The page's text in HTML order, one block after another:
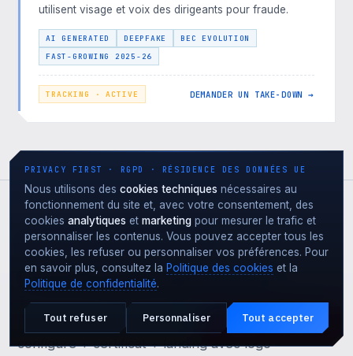
utilisent visage et voix des dirigeants pour fraude.
AI GENERATED DEEPFAKE
BEC EVOLUTION
FAST-GROWING 2025-26
TRACKING · ACTIVE DEMANDER UN TAKE-DOWN →
SEVERITY · MÉTHODOLOGIE
Priorité basée sur l'intent.
Tous les domaines look-alike ne se valent pas. La
priorité est donnée par l'intent : domaine avec MX
configuré + certificat + landing avec logo =
Attaque en cours ?
PRIVACY FIRST · RGPD · RÉSIDENCE DES DONNÉES UE
Nous utilisons des cookies techniques nécessaires au
fonctionnement du site et, avec votre consentement, des
cookies analytiques et marketing pour mesurer le trafic et
personnaliser les contenus. Vous pouvez accepter tous les
cookies, les refuser ou personnaliser vos préférences. Pour
en savoir plus, consultez la Politique des cookies et la
Politique de confidentialité.
Tout refuser Personnaliser Tout accepter